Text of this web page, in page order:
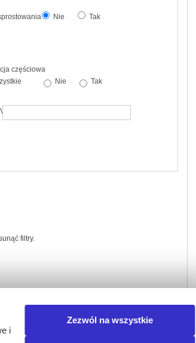
Nie Tak
częściowa
Nie Tak
filtry.
i
Zezwól na wszystkie